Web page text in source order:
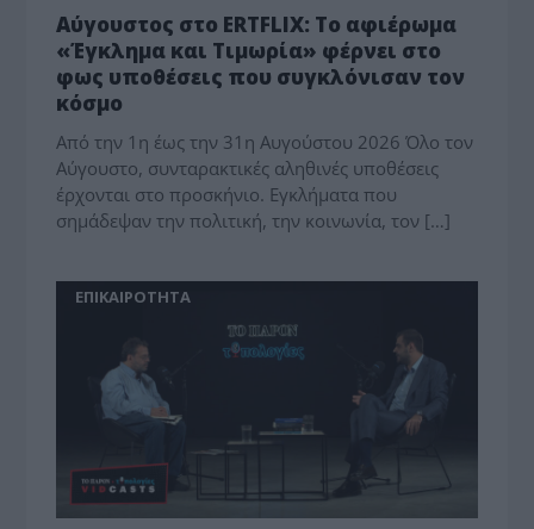
Αύγουστος στο ERTFLIX: Το αφιέρωμα
«Έγκλημα και Τιμωρία» φέρνει στο
φως υποθέσεις που συγκλόνισαν τον
κόσμο
Από την 1η έως την 31η Αυγούστου 2026 Όλο τον
Αύγουστο, συνταρακτικές αληθινές υποθέσεις
έρχονται στο προσκήνιο. Εγκλήματα που
σημάδεψαν την πολιτική, την κοινωνία, τον […]
ΕΠΙΚΑΙΡΟΤΗΤΑ